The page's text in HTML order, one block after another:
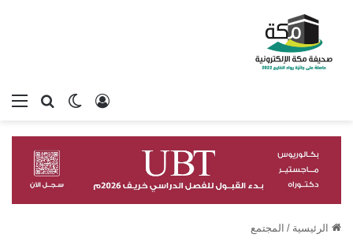
بحثالوضع
تسجيل الدخول
الرئيسية / المجتمع